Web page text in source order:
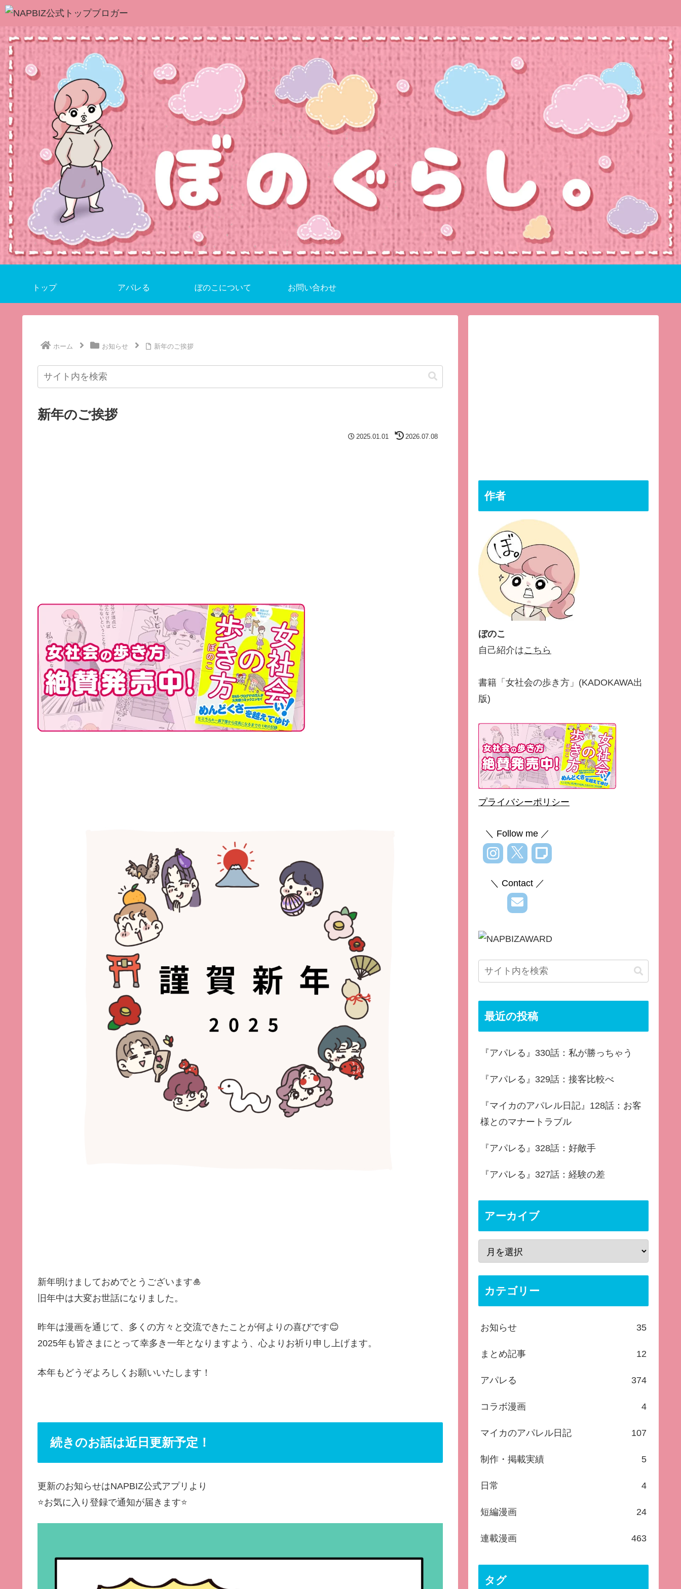
トップ アパレる ぼのこについて お問い合わせ
ホーム お知らせ 新年のご挨拶
新年のご挨拶
2025.01.01 2026.07.08
新年明けましておめでとうございます🎍
旧年中は大変お世話になりました。
昨年は漫画を通じて、多くの方々と交流できたことが何よりの喜びです😊
2025年も皆さまにとって幸多き一年となりますよう、心よりお祈り申し上げます。
本年もどうぞよろしくお願いいたします！
続きのお話は近日更新予定！
更新のお知らせはNAPBIZ公式アプリより
⭐️お気に入り登録で通知が届きます⭐️
作者
ぼのこ
自己紹介はこちら
書籍「女社会の歩き方」(KADOKAWA出
版)
プライバシーポリシー
＼ Follow me ／
＼ Contact ／
最近の投稿
『アパレる』330話：私が勝っちゃう
『アパレる』329話：接客比較べ
『マイカのアパレル日記』128話：お客
様とのマナートラブル
『アパレる』328話：好敵手
『アパレる』327話：経験の差
アーカイブ
カテゴリー
お知らせ 35
まとめ記事 12
アパレる 374
コラボ漫画 4
マイカのアパレル日記 107
制作・掲載実績 5
日常 4
短編漫画 24
連載漫画 463
タグ